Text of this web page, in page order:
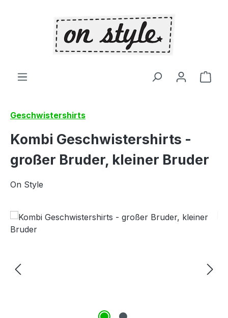
Geschwistershirts
Kombi Geschwistershirts -
großer Bruder, kleiner Bruder
On Style
Bildergalerie überspringen